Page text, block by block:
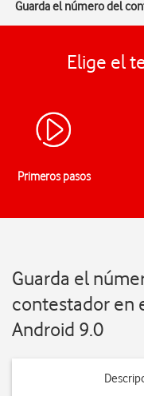
Guarda el número del
Elige el
Primeros pasos
Guarda el
contestador en
Android 9.0